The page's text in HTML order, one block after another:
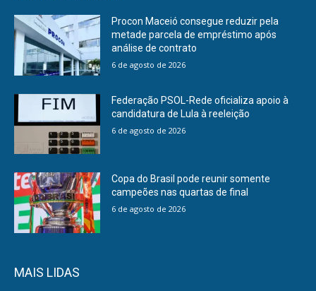
Procon Maceió consegue reduzir pela
metade parcela de empréstimo após
análise de contrato
6 de agosto de 2026
Federação PSOL-Rede oficializa apoio à
candidatura de Lula à reeleição
6 de agosto de 2026
Copa do Brasil pode reunir somente
campeões nas quartas de final
6 de agosto de 2026
MAIS LIDAS